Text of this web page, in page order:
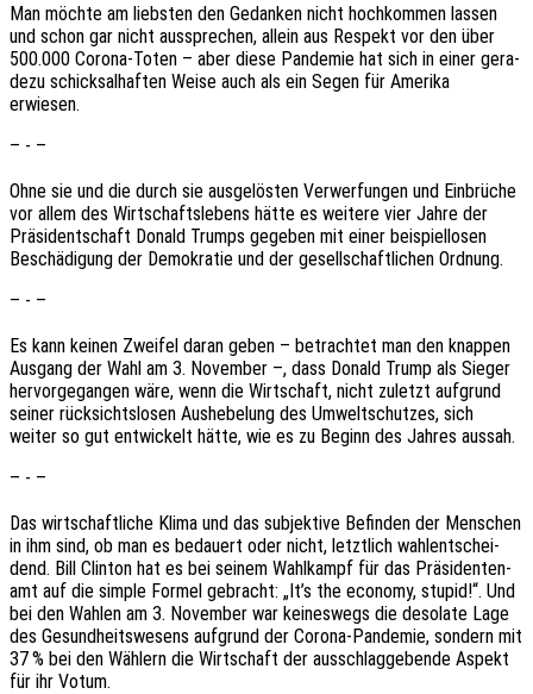
Man möchte am liebs­ten den Gedan­ken nicht hoch­kom­men lassen
und schon gar nicht ausspre­chen, allein aus Respekt vor den über
500.000 Corona-Toten – aber diese Pande­mie hat sich in einer gera­
de­zu schick­sal­haf­ten Weise auch als ein Segen für Ameri­ka
erwiesen.
– - –
Ohne sie und die durch sie ausge­lös­ten Verwer­fun­gen und Einbrü­che
vor allem des Wirt­schafts­le­bens hätte es weite­re vier Jahre der
Präsi­dent­schaft Donald Trumps gege­ben mit einer beispiel­lo­sen
Beschä­di­gung der Demo­kra­tie und der gesell­schaft­li­chen Ordnung.
– - –
Es kann keinen Zwei­fel daran geben – betrach­tet man den knap­pen
Ausgang der Wahl am 3. Novem­ber –, dass Donald Trump als Sieger
hervor­ge­gan­gen wäre, wenn die Wirt­schaft, nicht zuletzt aufgrund
seiner rück­sichts­lo­sen Aushe­be­lung des Umwelt­schut­zes, sich
weiter so gut entwi­ckelt hätte, wie es zu Beginn des Jahres aussah.
– - –
Das wirt­schaft­li­che Klima und das subjek­ti­ve Befin­den der Menschen
in ihm sind, ob man es bedau­ert oder nicht, letzt­lich wahl­ent­schei­
dend. Bill Clin­ton hat es bei seinem Wahl­kampf für das Präsi­den­ten­
amt auf die simple Formel gebracht: „It’s the econo­my, stupid!“. Und
bei den Wahlen am 3. Novem­ber war keines­wegs die deso­la­te Lage
des Gesund­heits­we­sens aufgrund der Corona-Pande­mie, sondern mit
37 % bei den Wählern die Wirt­schaft der ausschlag­ge­ben­de Aspekt
für ihr Votum.